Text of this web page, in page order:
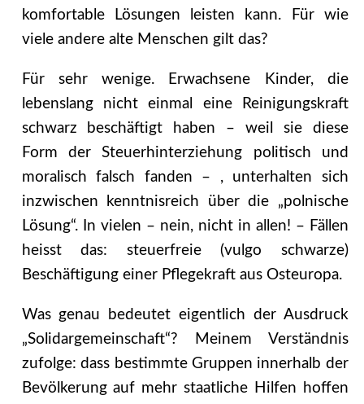
komfortable Lösungen leisten kann. Für wie
viele andere alte Menschen gilt das?
Für sehr wenige. Erwachsene Kinder, die
lebenslang nicht einmal eine Reinigungskraft
schwarz beschäftigt haben – weil sie diese
Form der Steuerhinterziehung politisch und
moralisch falsch fanden – , unterhalten sich
inzwischen kenntnisreich über die „polnische
Lösung“. In vielen – nein, nicht in allen! – Fällen
heisst das: steuerfreie (vulgo schwarze)
Beschäftigung einer Pflegekraft aus Osteuropa.
Was genau bedeutet eigentlich der Ausdruck
„Solidargemeinschaft“? Meinem Verständnis
zufolge: dass bestimmte Gruppen innerhalb der
Bevölkerung auf mehr staatliche Hilfen hoffen